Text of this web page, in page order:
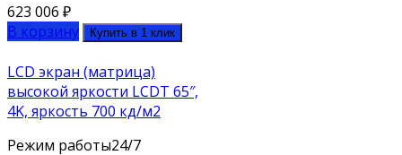
623 006 ₽
В корзину
Купить в 1 клик
LCD экран (матрица)
высокой яркости LCDT 65″,
4K, яркость 700 кд/м2
Режим работы24/7